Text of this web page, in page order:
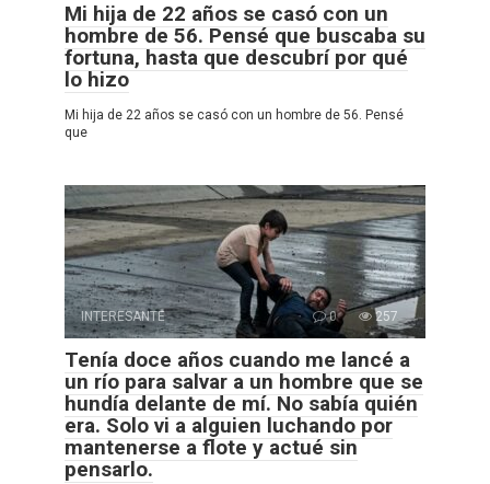
Mi hija de 22 años se casó con un
hombre de 56. Pensé que buscaba su
fortuna, hasta que descubrí por qué
lo hizo
Mi hija de 22 años se casó con un hombre de 56. Pensé
que
INTERESANTE 0 257
Tenía doce años cuando me lancé a
un río para salvar a un hombre que se
hundía delante de mí. No sabía quién
era. Solo vi a alguien luchando por
mantenerse a flote y actué sin
pensarlo.